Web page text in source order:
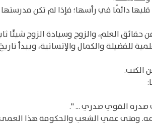
دائمًا في رأسها؛ فإذا لم تكن
العلم، والزوج وسيادة الزوج شيئًا
للفضيلة والكمال والإنسانية، ويبدأ
الكتب.
صدره القوي صدري ... ".
ومتى عمي الشعب والحكومة هذا